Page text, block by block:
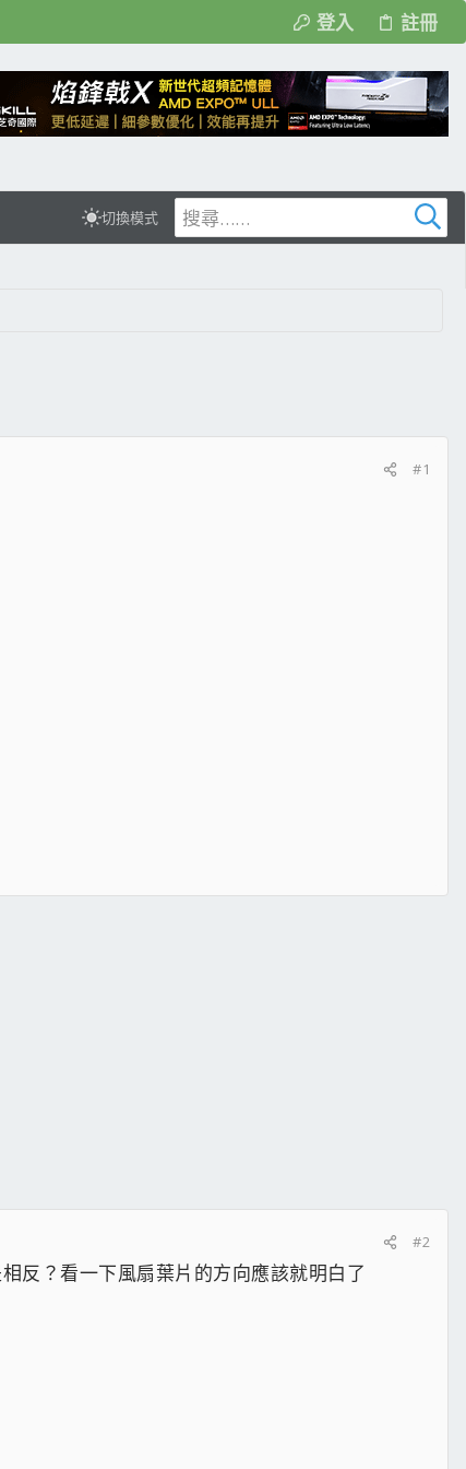
登入 註冊
切換模式
#1
#2
反？看一下風扇葉片的方向應該就明白了